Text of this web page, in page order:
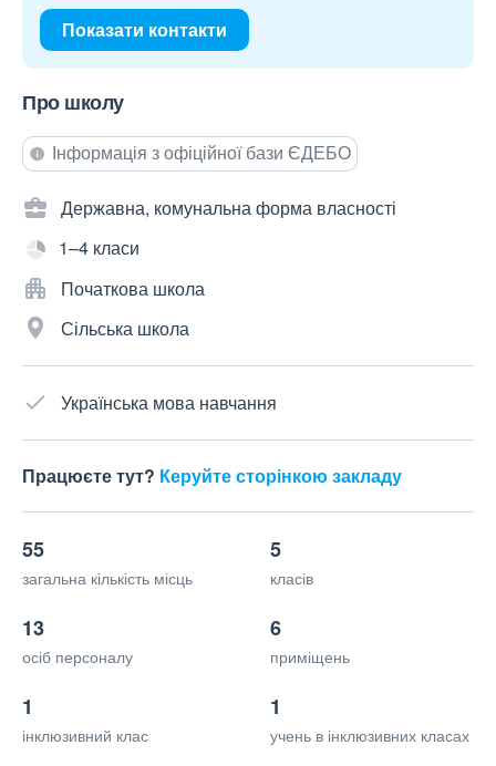
Показати контакти
Про школу
Інформація з офіційної бази ЄДЕБО
Державна, комунальна форма власності
1–4 класи
Початкова школа
Сільська школа
Українська мова навчання
Працюєте тут? Керуйте сторінкою закладу
55
загальна кількість місць
5
класів
13
осіб персоналу
6
приміщень
1
інклюзивний клас
1
учень в інклюзивних класах